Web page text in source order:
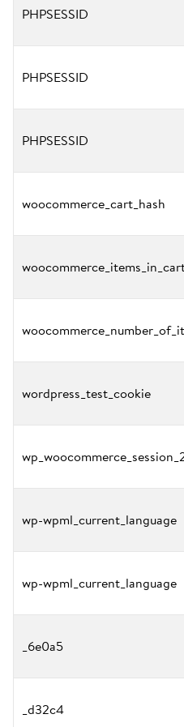
PHPSESSID
PHPSESSID
PHPSESSID
woocommerce_cart_hash
wordpress_test_cookie
wp-wpml_current_language
wp-wpml_current_language
_6e0a5
_d32c4